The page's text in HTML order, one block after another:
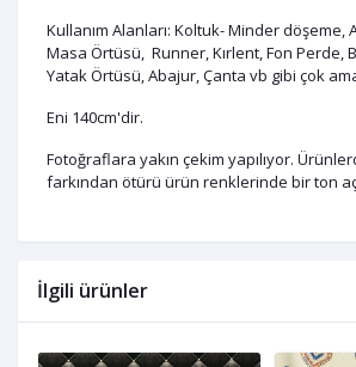
Kullanım Alanları: Koltuk- Minder döşeme,
Masa Örtüsü, Runner, Kırlent, Fon Perde,
Yatak Örtüsü, Abajur, Çanta vb gibi çok
Eni 140cm'dir.
Fotoğraflara yakın çekim yapılıyor.
farkından ötürü ürün renklerinde bir ton
İlgili ürünler